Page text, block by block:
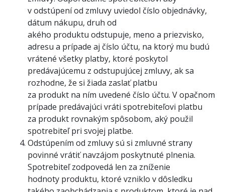
v odstúpení od zmluvy uviedol číslo objednávky,
dátum nákupu, druh od
akého produktu odstupuje, meno a priezvisko,
adresu a prípade aj číslo účtu, na ktorý mu budú
vrátené všetky platby, ktoré poskytol
predávajúcemu z odstupujúcej zmluvy, ak sa
rozhodne, že si žiada zaslať platbu
za produkt na ním uvedené číslo účtu. V opačnom
prípade predávajúci vráti spotrebiteľovi platbu
za produkt rovnakým spôsobom, aký použil
spotrebiteľ pri svojej platbe.
Odstúpením od zmluvy sú si zmluvné strany
povinné vrátiť navzájom poskytnuté plnenia.
Spotrebiteľ zodpovedá len za zníženie
hodnoty produktu, ktoré vzniklo v dôsledku